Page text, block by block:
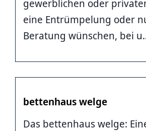
gewerblichen oder
eine Entrümpelung oder
Beratung wünschen, bei
bettenhaus welge
Das bettenhaus welge: